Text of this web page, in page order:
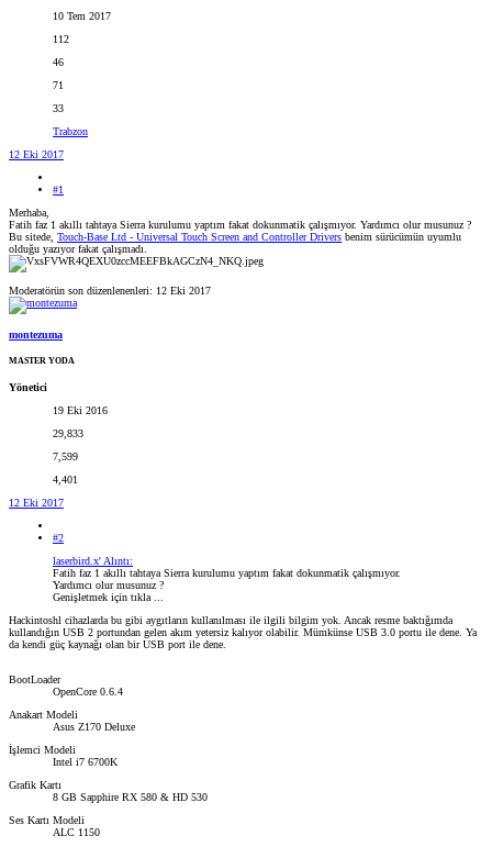
10 Tem 2017
112
46
71
33
Trabzon
12 Eki 2017
#1
Merhaba,
Fatih faz 1 akıllı tahtaya Sierra kurulumu yaptım fakat dokunmatik çalışmıyor. Yardımcı olur musunuz ?
Bu sitede, Touch-Base Ltd - Universal Touch Screen and Controller Drivers benim sürücümün uyumlu
olduğu yazıyor fakat çalışmadı.
Moderatörün son düzenlenenleri: 12 Eki 2017
montezuma
MASTER YODA
Yönetici
19 Eki 2016
29,833
7,599
4,401
12 Eki 2017
#2
laserbird.x' Alıntı:
Fatih faz 1 akıllı tahtaya Sierra kurulumu yaptım fakat dokunmatik çalışmıyor.
Yardımcı olur musunuz ?
Genişletmek için tıkla ...
Hackintoshl cihazlarda bu gibi aygıtların kullanılması ile ilgili bilgim yok. Ancak resme baktığımda
kullandığın USB 2 portundan gelen akım yetersiz kalıyor olabilir. Mümkünse USB 3.0 portu ile dene. Ya
da kendi güç kaynağı olan bir USB port ile dene.
BootLoader
OpenCore 0.6.4
Anakart Modeli
Asus Z170 Deluxe
İşlemci Modeli
Intel i7 6700K
Grafik Kartı
8 GB Sapphire RX 580 & HD 530
Ses Kartı Modeli
ALC 1150